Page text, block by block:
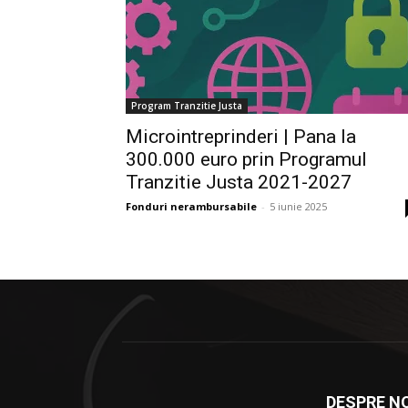
Program Tranzitie Justa
Microintreprinderi | Pana la
300.000 euro prin Programul
Tranzitie Justa 2021-2027
Fonduri nerambursabile - 5 iunie 2025
DESPRE